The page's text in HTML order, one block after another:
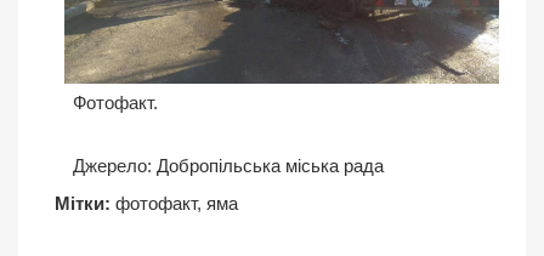
Фотофакт.
Джерело: Добропільська міська рада
Мітки: фотофакт, яма